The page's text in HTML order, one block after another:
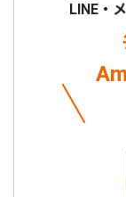
LINE・